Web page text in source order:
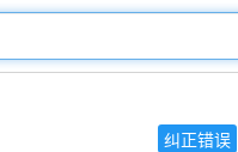
纠正错误